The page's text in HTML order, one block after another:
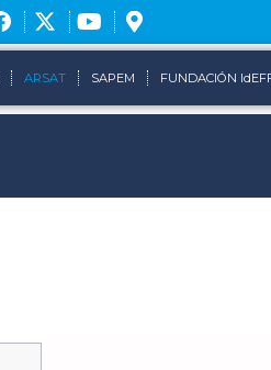
ARSAT SAPEM FUNDACIÓN